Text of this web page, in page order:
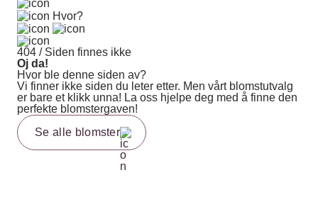
Hvor?
404 / Siden finnes ikke
Oj da!
Hvor ble denne siden av?
Vi finner ikke siden du leter etter. Men vårt blomstutvalg
er bare et klikk unna! La oss hjelpe deg med å finne den
perfekte blomstergaven!
Se alle blomster